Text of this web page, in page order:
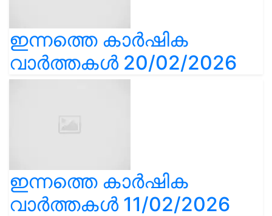
ഇന്നത്തെ കാർഷിക
വാർത്തകൾ 20/02/2026
ഇന്നത്തെ കാർഷിക
വാർത്തകൾ 11/02/2026